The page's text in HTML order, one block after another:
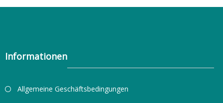
Informationen
Allgemeine Geschäftsbedingungen